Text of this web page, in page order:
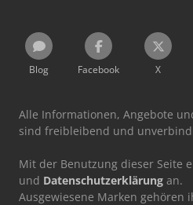
Blog Facebook X
Alle Informationen, Angebote
sind freibleibend und
Mit der Benutzung dieser Seite
und Datenschutzerklärung an.
Ausgewiesene Marken gehören